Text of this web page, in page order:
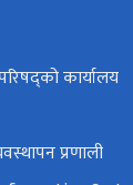
कार्यालय
प्रणाली